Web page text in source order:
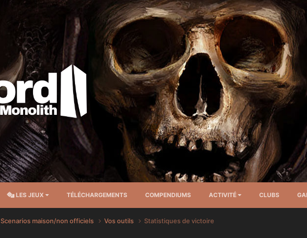
LES JEUX TÉLÉCHARGEMENTS COMPENDIUMS ACTIVITÉ CLUBS
Scenarios maison/non officiels Vos outils Statistiques de victoire